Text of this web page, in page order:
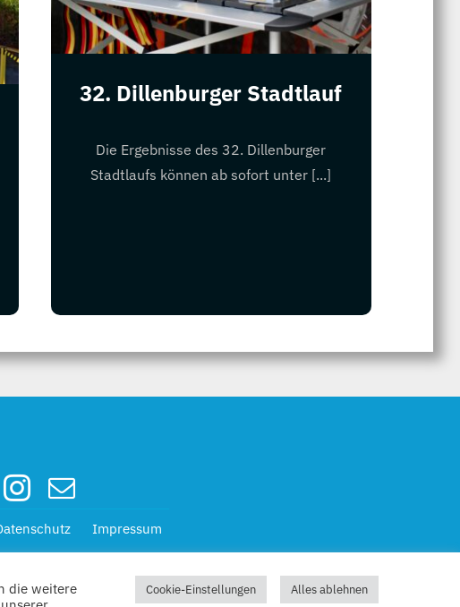
32. Dillenburger Stadtlauf
Die Ergebnisse des 32. Dillenburger
Stadtlaufs können ab sofort unter [...]
Impressum
die weitere
Cookie-Einstellungen Alles ablehnen